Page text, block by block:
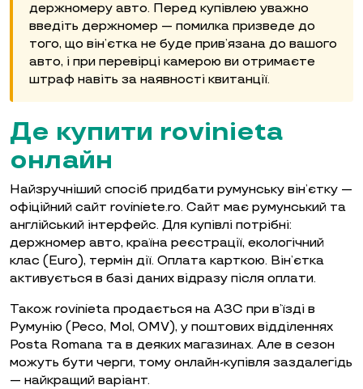
держномеру авто. Перед купівлею уважно
введіть держномер — помилка призведе до
того, що він’єтка не буде прив’язана до вашого
авто, і при перевірці камерою ви отримаєте
штраф навіть за наявності квитанції.
Де купити rovinieta
онлайн
Найзручніший спосіб придбати румунську він’єтку —
офіційний сайт roviniete.ro. Сайт має румунський та
англійський інтерфейс. Для купівлі потрібні:
держномер авто, країна реєстрації, екологічний
клас (Euro), термін дії. Оплата карткою. Він’єтка
активується в базі даних відразу після оплати.
Також rovinieta продається на АЗС при в’їзді в
Румунію (Peco, Mol, OMV), у поштових відділеннях
Posta Romana та в деяких магазинах. Але в сезон
можуть бути черги, тому онлайн-купівля заздалегідь
— найкращий варіант.